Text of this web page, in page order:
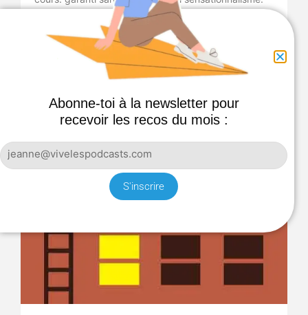
Abonne-toi à la newsletter pour
recevoir les recos du mois :
S'inscrire